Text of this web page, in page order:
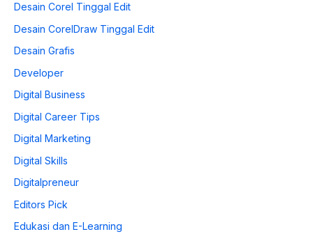
Desain Corel Tinggal Edit
Desain CorelDraw Tinggal Edit
Desain Grafis
Developer
Digital Business
Digital Career Tips
Digital Marketing
Digital Skills
Digitalpreneur
Editors Pick
Edukasi dan E-Learning